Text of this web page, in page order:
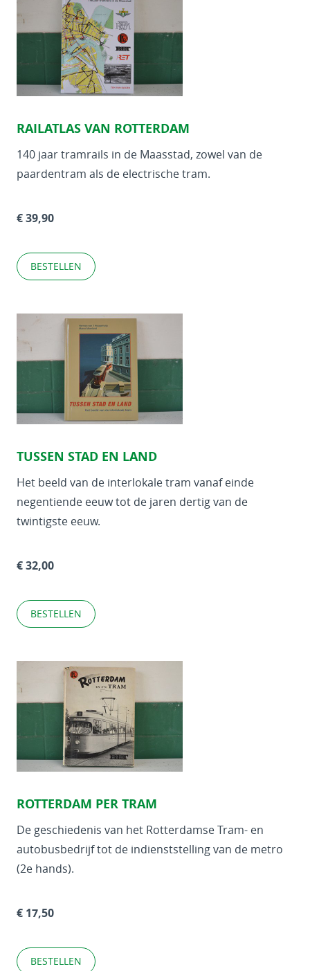
RAILATLAS VAN ROTTERDAM
140 jaar tramrails in de Maasstad, zowel van de
paardentram als de electrische tram.
€ 39,90
BESTELLEN
TUSSEN STAD EN LAND
Het beeld van de interlokale tram vanaf einde
negentiende eeuw tot de jaren dertig van de
twintigste eeuw.
€ 32,00
BESTELLEN
ROTTERDAM PER TRAM
De geschiedenis van het Rotterdamse Tram- en
autobusbedrijf tot de indienststelling van de metro
(2e hands).
€ 17,50
BESTELLEN